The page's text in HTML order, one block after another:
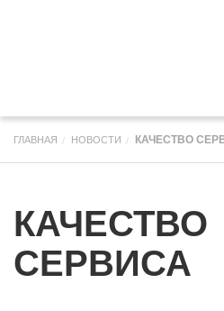
ГЛАВНАЯ НОВОСТИ КАЧЕСТВО
КАЧЕСТВО
СЕРВИСА